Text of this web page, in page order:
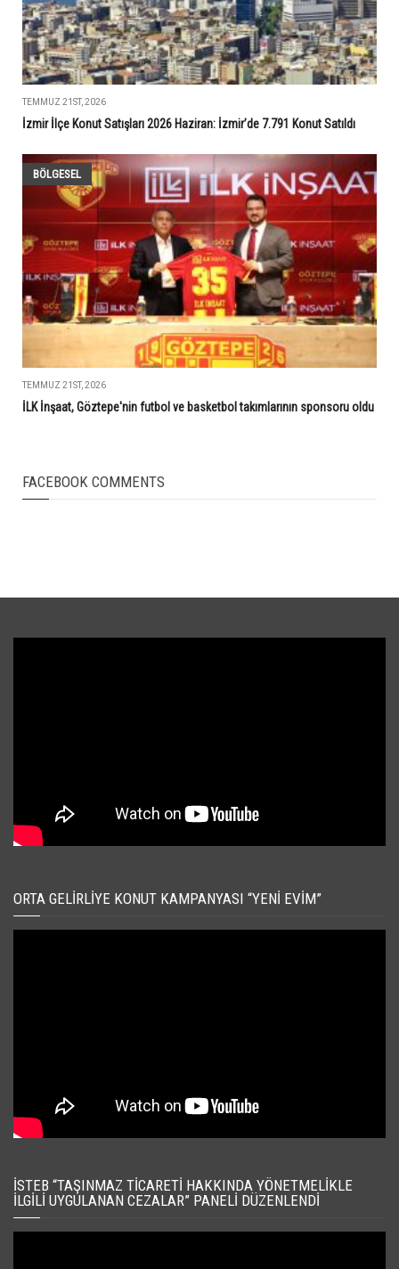
TEMMUZ 21ST, 2026
İzmir İlçe Konut Satışları 2026 Haziran: İzmir’de 7.791 Konut Satıldı
BÖLGESEL
TEMMUZ 21ST, 2026
İLK İnşaat, Göztepe'nin futbol ve basketbol takımlarının sponsoru oldu
FACEBOOK COMMENTS
ORTA GELIRLIYE KONUT KAMPANYASI “YENI EVIM”
İSTEB “TAŞINMAZ TICARETI HAKKINDA YÖNETMELIKLE
İLGILI UYGULANAN CEZALAR” PANELI DÜZENLENDI